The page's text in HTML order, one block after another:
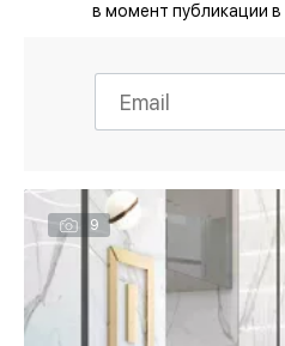
в момент публикации в
9